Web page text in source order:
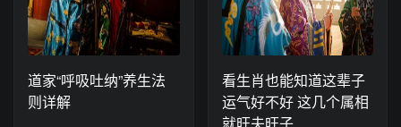
道家“呼吸吐纳”养生法
则详解
看生肖也能知道这辈子
运气好不好 这几个属相